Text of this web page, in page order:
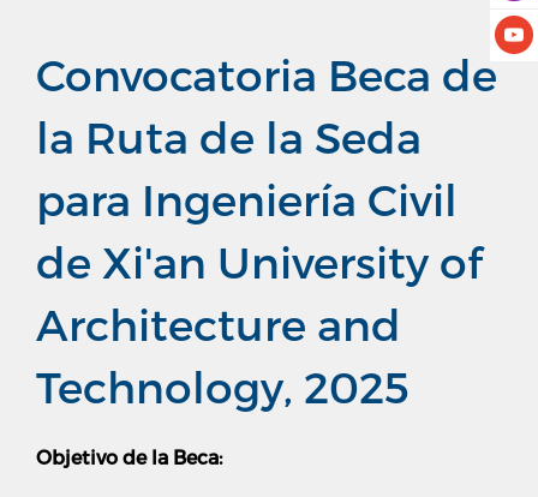
Convocatoria Beca de
la Ruta de la Seda
para Ingeniería Civil
de Xi'an University of
Architecture and
Technology, 2025
Objetivo de la Beca: